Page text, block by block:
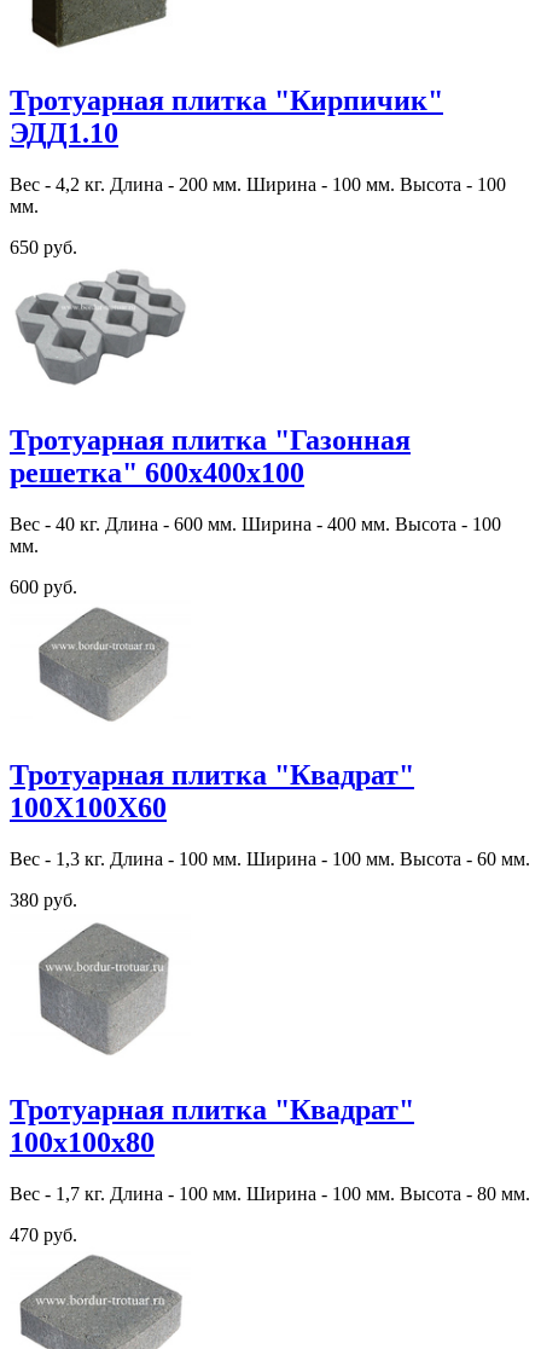
Тротуарная плитка "Кирпичик"
ЭДД1.10
Вес - 4,2 кг. Длина - 200 мм. Ширина - 100 мм. Высота - 100
мм.
650 руб.
Тротуарная плитка "Газонная
решетка" 600х400х100
Вес - 40 кг. Длина - 600 мм. Ширина - 400 мм. Высота - 100
мм.
600 руб.
Тротуарная плитка "Квадрат"
100Х100Х60
Вес - 1,3 кг. Длина - 100 мм. Ширина - 100 мм. Высота - 60 мм.
380 руб.
Тротуарная плитка "Квадрат"
100х100х80
Вес - 1,7 кг. Длина - 100 мм. Ширина - 100 мм. Высота - 80 мм.
470 руб.